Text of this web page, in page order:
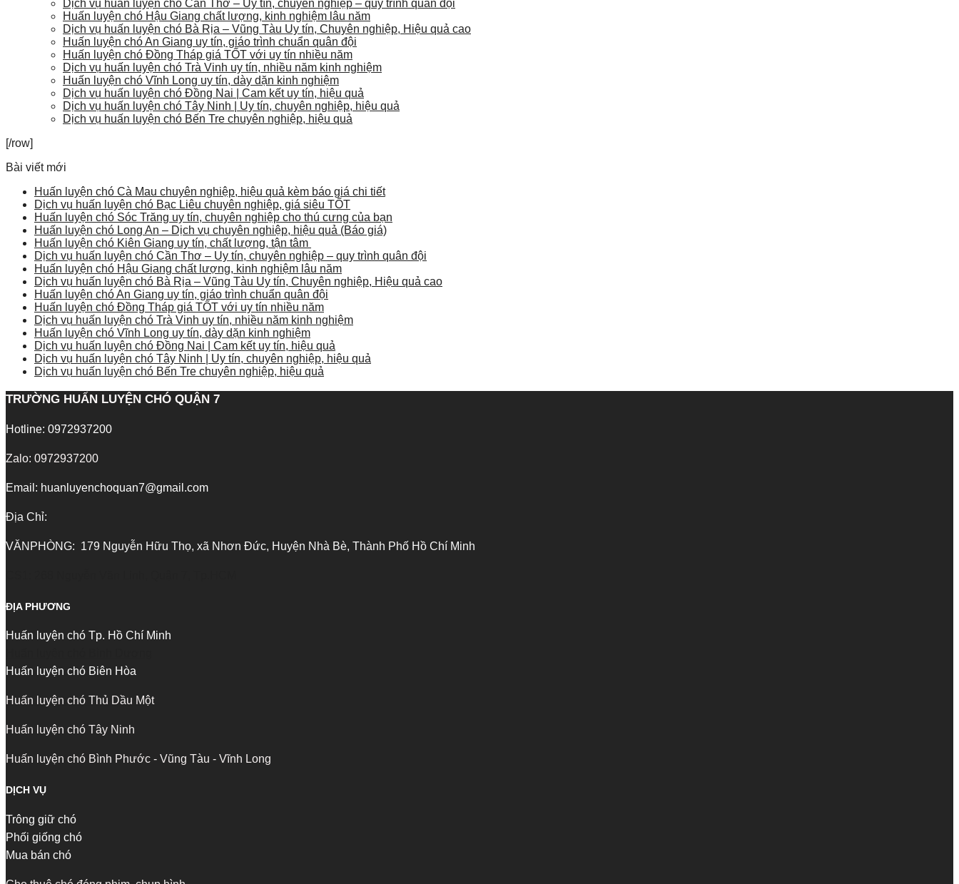
Dịch vụ huấn luyện chó Cần Thơ – Uy tín, chuyên nghiệp – quy trình quân đội
Huấn luyện chó Hậu Giang chất lượng, kinh nghiệm lâu năm
Dịch vụ huấn luyện chó Bà Rịa – Vũng Tàu Uy tín, Chuyên nghiệp, Hiệu quả cao
Huấn luyện chó An Giang uy tín, giáo trình chuẩn quân đội
Huấn luyện chó Đồng Tháp giá TỐT với uy tín nhiều năm
Dịch vụ huấn luyện chó Trà Vinh uy tín, nhiều năm kinh nghiệm
Huấn luyện chó Vĩnh Long uy tín, dày dặn kinh nghiệm
Dịch vụ huấn luyện chó Đồng Nai | Cam kết uy tín, hiệu quả
Dịch vụ huấn luyện chó Tây Ninh | Uy tín, chuyên nghiệp, hiệu quả
Dịch vụ huấn luyện chó Bến Tre chuyên nghiệp, hiệu quả
[/row]
Bài viết mới
Huấn luyện chó Cà Mau chuyên nghiệp, hiệu quả kèm báo giá chi tiết
Dịch vụ huấn luyện chó Bạc Liêu chuyên nghiệp, giá siêu TỐT
Huấn luyện chó Sóc Trăng uy tín, chuyên nghiệp cho thú cưng của bạn
Huấn luyện chó Long An – Dịch vụ chuyên nghiệp, hiệu quả (Báo giá)
Huấn luyện chó Kiên Giang uy tín, chất lượng, tận tâm
Dịch vụ huấn luyện chó Cần Thơ – Uy tín, chuyên nghiệp – quy trình quân đội
Huấn luyện chó Hậu Giang chất lượng, kinh nghiệm lâu năm
Dịch vụ huấn luyện chó Bà Rịa – Vũng Tàu Uy tín, Chuyên nghiệp, Hiệu quả cao
Huấn luyện chó An Giang uy tín, giáo trình chuẩn quân đội
Huấn luyện chó Đồng Tháp giá TỐT với uy tín nhiều năm
Dịch vụ huấn luyện chó Trà Vinh uy tín, nhiều năm kinh nghiệm
Huấn luyện chó Vĩnh Long uy tín, dày dặn kinh nghiệm
Dịch vụ huấn luyện chó Đồng Nai | Cam kết uy tín, hiệu quả
Dịch vụ huấn luyện chó Tây Ninh | Uy tín, chuyên nghiệp, hiệu quả
Dịch vụ huấn luyện chó Bến Tre chuyên nghiệp, hiệu quả
TRƯỜNG HUẤN LUYỆN CHÓ QUẬN 7
Hotline: 0972937200
Zalo: 0972937200
Email: huanluyenchoquan7@gmail.com
Địa Chỉ:
VĂNPHÒNG: 179 Nguyễn Hữu Thọ, xã Nhơn Đức, Huyện Nhà Bè, Thành Phố Hồ Chí Minh
ĐỊA PHƯƠNG
Huấn luyện chó Tp. Hồ Chí Minh
Huấn luyện chó Biên Hòa
Huấn luyện chó Thủ Dầu Một
Huấn luyện chó Tây Ninh
Huấn luyện chó Bình Phước - Vũng Tàu - Vĩnh Long
DỊCH VỤ
Trông giữ chó
Phối giống chó
Mua bán chó